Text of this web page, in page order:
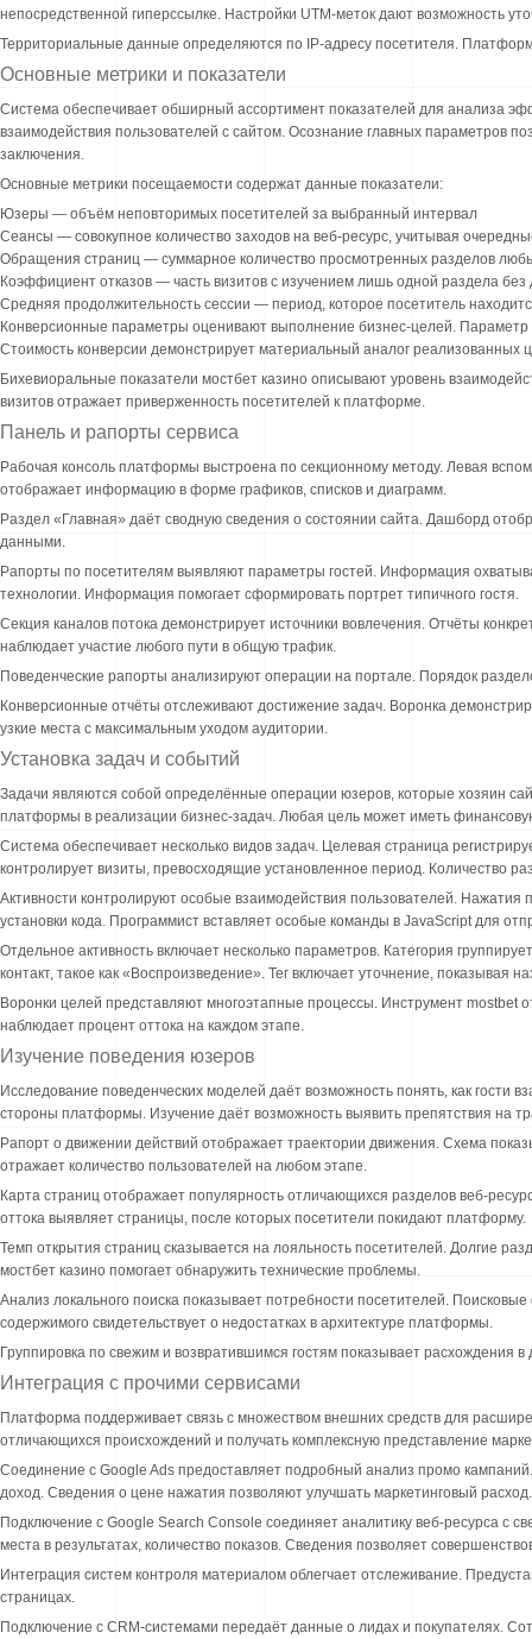
непосредственной гиперссылке. Настройки UTM-меток дают возможность
Территориальные данные определяются по IP-адресу посетителя.
Основные метрики и показатели
Система обеспечивает обширный ассортимент показателей для анализа
взаимодействия пользователей с сайтом. Осознание главных параметров
заключения.
Основные метрики посещаемости содержат данные показатели:
Юзеры — объём неповторимых посетителей за выбранный интервал
Сеансы — совокупное количество заходов на веб-ресурс, учитывая
Обращения страниц — суммарное количество просмотренных разделов
Коэффициент отказов — часть визитов с изучением лишь одной раздела
Средняя продолжительность сессии — период, которое посетитель
Конверсионные параметры оценивают выполнение бизнес-целей.
Стоимость конверсии демонстрирует материальный аналог реализованных
Бихевиоральные показатели мостбет казино описывают уровень
визитов отражает приверженность посетителей к платформе.
Панель и рапорты сервиса
Рабочая консоль платформы выстроена по секционному методу. Левая
отображает информацию в форме графиков, списков и диаграмм.
Раздел «Главная» даёт сводную сведения о состоянии сайта. Дашборд
данными.
Рапорты по посетителям выявляют параметры гостей. Информация
технологии. Информация помогает сформировать портрет типичного гостя.
Секция каналов потока демонстрирует источники вовлечения. Отчёты
наблюдает участие любого пути в общую трафик.
Поведенческие рапорты анализируют операции на портале. Порядок
Конверсионные отчёты отслеживают достижение задач. Воронка
узкие места с максимальным уходом аудитории.
Установка задач и событий
Задачи являются собой определённые операции юзеров, которые хозяин
платформы в реализации бизнес-задач. Любая цель может иметь
Система обеспечивает несколько видов задач. Целевая страница
контролирует визиты, превосходящие установленное период. Количество
Активности контролируют особые взаимодействия пользователей.
установки кода. Программист вставляет особые команды в JavaScript для
Отдельное активность включает несколько параметров. Категория
контакт, такое как «Воспроизведение». Тег включает уточнение, показывая
Воронки целей представляют многоэтапные процессы. Инструмент mostbet
наблюдает процент оттока на каждом этапе.
Изучение поведения юзеров
Исследование поведенческих моделей даёт возможность понять, как
стороны платформы. Изучение даёт возможность выявить препятствия на
Рапорт о движении действий отображает траектории движения. Схема
отражает количество пользователей на любом этапе.
Карта страниц отображает популярность отличающихся разделов веб-
оттока выявляет страницы, после которых посетители покидают платформу.
Темп открытия страниц сказывается на лояльность посетителей. Долгие
мостбет казино помогает обнаружить технические проблемы.
Анализ локального поиска показывает потребности посетителей.
содержимого свидетельствует о недостатках в архитектуре платформы.
Группировка по свежим и возвратившимся гостям показывает расхождения в
Интеграция с прочими сервисами
Платформа поддерживает связь с множеством внешних средств для
отличающихся происхождений и получать комплексную представление
Соединение с Google Ads предоставляет подробный анализ промо
доход. Сведения о цене нажатия позволяют улучшать маркетинговый расход.
Подключение с Google Search Console соединяет аналитику веб-ресурса с
места в результатах, количество показов. Сведения позволяет
Интеграция систем контроля материалом облегчает отслеживание.
страницах.
Подключение с CRM-системами передаёт данные о лидах и покупателях.